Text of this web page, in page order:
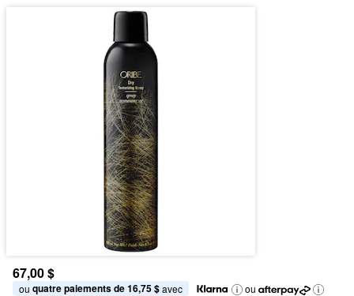
67,00 $
ou quatre paiements de 16,75 $ avec
ou